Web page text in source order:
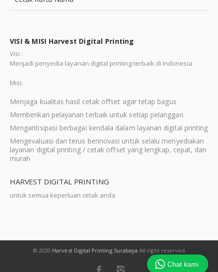
VISI & MISI Harvest Digital Printing
Visi :
Menjadi penyedia layanan digital printing terbaik di Indonesia
Misi:
Menjaga kualitas hasil cetak offset agar tetap bagus
Memberikan pelayanan terbaik untuk setiap pelanggan
Mengantisipasi berbagai kendala dalam layanan digital printing
Mengevaluasi dan terus berinovasi untuk selalu menyediakan
layanan digital printing / cetak offset yang lengkap, cepat, dan
murah
HARVEST DIGITAL PRINTING
untuk semua keperluan cetak anda
© 2020 Harvest Digital Printing Surabaya All right reserved
Chat kami